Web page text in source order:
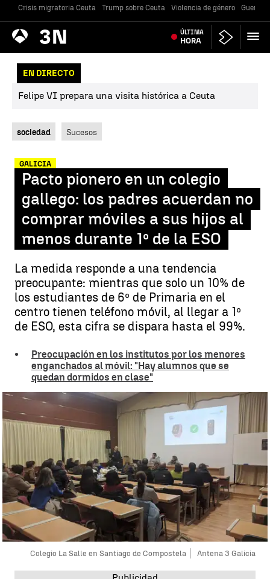
Crisis migratoria Ceuta Trump sobre Ceuta Violencia de género Guerra
Antena
3 Noticias ÚLTIMA
HORA
EN DIRECTO
Felipe VI prepara una visita histórica a Ceuta
sociedad Sucesos
GALICIA
Pacto pionero en un colegio
gallego: los padres acuerdan no
comprar móviles a sus hijos al
menos durante 1º de la ESO
La medida responde a una tendencia
preocupante: mientras que solo un 10% de
los estudiantes de 6º de Primaria en el
centro tienen teléfono móvil, al llegar a 1º
de ESO, esta cifra se dispara hasta el 99%.
Preocupación en los institutos por los menores
enganchados al móvil: "Hay alumnos que se
quedan dormidos en clase"
Colegio La Salle en Santiago de Compostela Antena 3 Galicia